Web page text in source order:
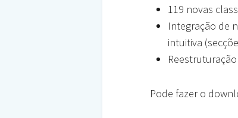
119 novas
Integração de
intuitiva
Pode fazer o